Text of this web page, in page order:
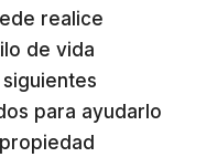
realice
de vida
para ayudarlo